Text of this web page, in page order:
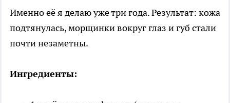
Именно её я делаю уже три года. Результат: кожа
подтянулась, морщинки вокруг глаз и губ стали
почти незаметны.
Ингредиенты: